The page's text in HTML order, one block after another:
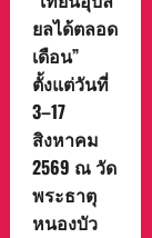
ยลได้ตลอด
เดือน”
ตั้งแต่วันที่
3–17
สิงหาคม
2569 ณ วัด
พระธาตุ
หนองบัว